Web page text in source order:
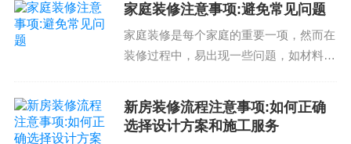
家庭装修注意事项:避免常见问题
家庭装修是每个家庭的重要一项，然而在
装修过程中，易出现一些问题，如材料选
预算。因此，家庭装修注意事项非常重
要，下面我们就来讨论一...
新房装修流程注意事项:如何正确
选择设计方案和施工服务